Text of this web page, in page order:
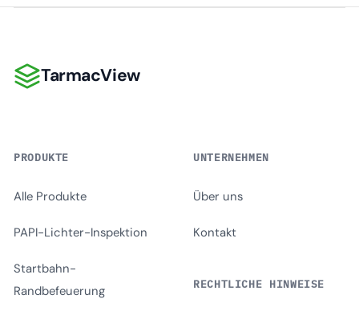
TarmacView
TarmacView
PRODUKTE
Alle Produkte
PAPI-Lichter-Inspektion
Startbahn-
Randbefeuerung
UNTERNEHMEN
Über uns
Kontakt
RECHTLICHE HINWEISE